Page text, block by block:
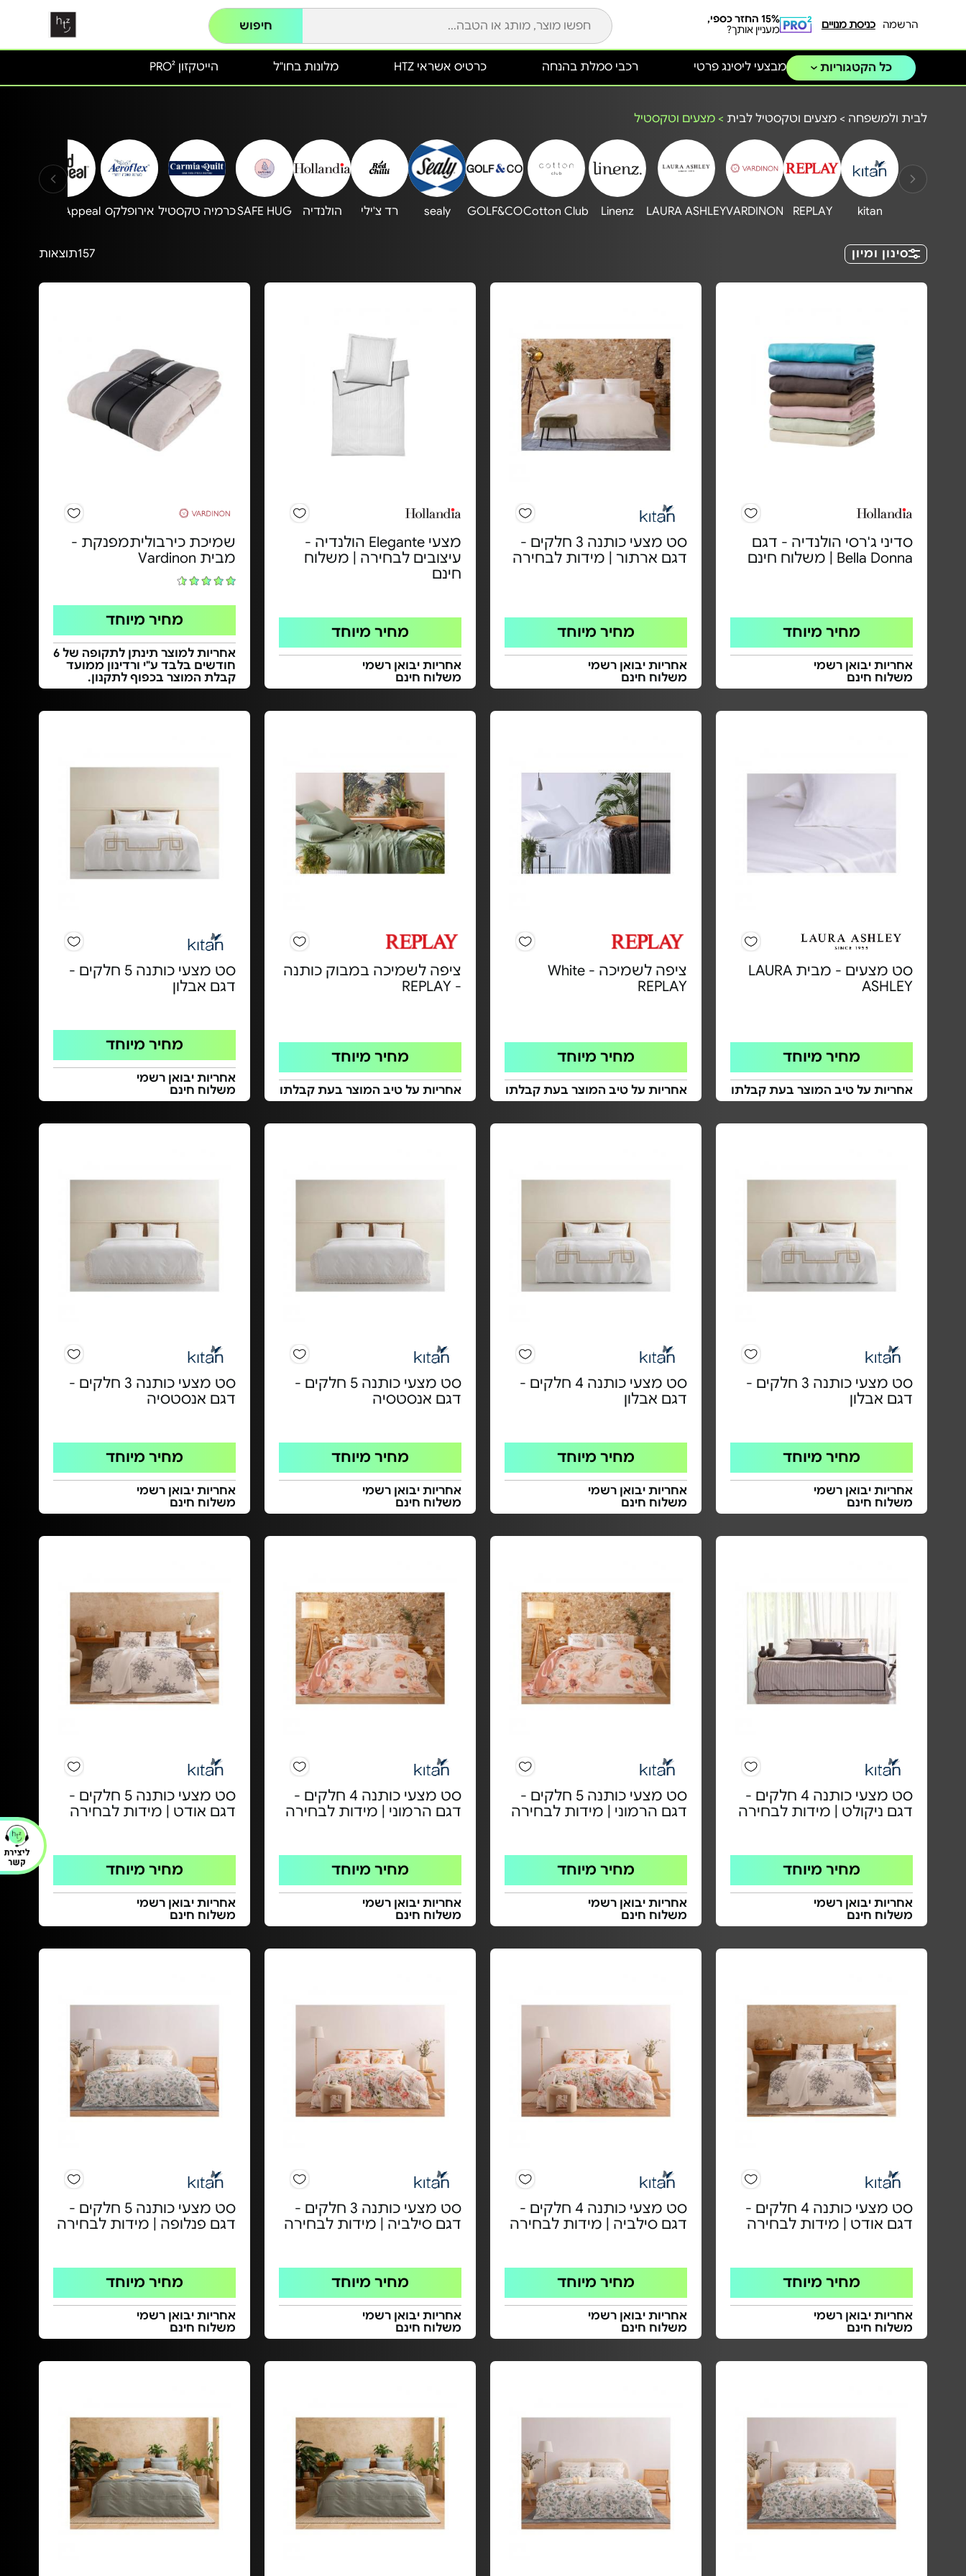
הרשמה כניסת מנויים
15% החזר כספי,
מעניין אותך?
חיפוש
כל הקטגוריות הייטקזון PRO² מלונות בחו"ל כרטיס אשראי HTZ מבצעי ליסינג פרטי רכבי סמלת בהנחה
לבית ולמשפחה > מצעים וטקסטיל לבית > מצעים וטקסטיל
kitan
REPLAY
VARDINON
LAURA ASHLEY
Linenz
Cotton Club
GOLF&CO
sealy רד צ'ילי הולנדיה SAFE HUGכרמיה טקסטיל אירופלקס Food Appeal
סינון ומיון 157תוצאות
סדיני ג'רסי הולנדיה - דגם
Bella Donna | משלוח חינם
מחיר מיוחד
אחריות יבואן רשמי
משלוח חינם
סט מצעי כותנה 3 חלקים -
דגם ארתור | מידות לבחירה
מחיר מיוחד
אחריות יבואן רשמי
משלוח חינם
מצעי Elegante הולנדיה -
עיצובים לבחירה | משלוח
חינם
מחיר מיוחד
אחריות יבואן רשמי
משלוח חינם
שמיכת כירבוליתמפנקת -
מבית Vardinon
מחיר מיוחד
אחריות למוצר תינתן לתקופה של 6
חודשים בלבד ע"י ורדינון ממועד
קבלת המוצר בכפוף לתקנון.
סט מצעים - מבית LAURA
ASHLEY
מחיר מיוחד
אחריות על טיב המוצר בעת קבלתו
ציפה לשמיכה White -
REPLAY
מחיר מיוחד
אחריות על טיב המוצר בעת קבלתו
ציפה לשמיכה במבוק כותנה
- REPLAY
מחיר מיוחד
אחריות על טיב המוצר בעת קבלתו
סט מצעי כותנה 5 חלקים -
דגם אבלון
מחיר מיוחד
אחריות יבואן רשמי
משלוח חינם
סט מצעי כותנה 3 חלקים -
דגם אבלון
מחיר מיוחד
אחריות יבואן רשמי
משלוח חינם
סט מצעי כותנה 4 חלקים -
דגם אבלון
מחיר מיוחד
אחריות יבואן רשמי
משלוח חינם
סט מצעי כותנה 5 חלקים -
דגם אנסטסיה
מחיר מיוחד
אחריות יבואן רשמי
משלוח חינם
סט מצעי כותנה 3 חלקים -
דגם אנסטסיה
מחיר מיוחד
אחריות יבואן רשמי
משלוח חינם
סט מצעי כותנה 4 חלקים -
דגם ניקולט | מידות לבחירה
מחיר מיוחד
אחריות יבואן רשמי
משלוח חינם
סט מצעי כותנה 5 חלקים -
דגם הרמוני | מידות לבחירה
מחיר מיוחד
אחריות יבואן רשמי
משלוח חינם
סט מצעי כותנה 4 חלקים -
דגם הרמוני | מידות לבחירה
מחיר מיוחד
אחריות יבואן רשמי
משלוח חינם
סט מצעי כותנה 5 חלקים -
דגם אודט | מידות לבחירה
מחיר מיוחד
אחריות יבואן רשמי
משלוח חינם
סט מצעי כותנה 4 חלקים -
דגם אודט | מידות לבחירה
מחיר מיוחד
אחריות יבואן רשמי
משלוח חינם
סט מצעי כותנה 4 חלקים -
דגם סילביה | מידות לבחירה
מחיר מיוחד
אחריות יבואן רשמי
משלוח חינם
סט מצעי כותנה 3 חלקים -
דגם סילביה | מידות לבחירה
מחיר מיוחד
אחריות יבואן רשמי
משלוח חינם
סט מצעי כותנה 5 חלקים -
דגם פנלופה | מידות לבחירה
מחיר מיוחד
אחריות יבואן רשמי
משלוח חינם